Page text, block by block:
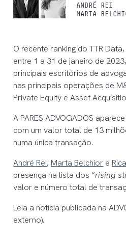
ANDRÉ REI
MARTA
O recente ranking do TTR
entre 1 a 31 de janeiro de
principais escritórios de
nas principais operações de
Private Equity e Asset
A PARES ADVOGADOS
com um valor total de 13
numa única transação.
André Rei, Marta Belchior e
presença na lista dos “rising
valor e número total de
Leia a notícia publicada na
externo).